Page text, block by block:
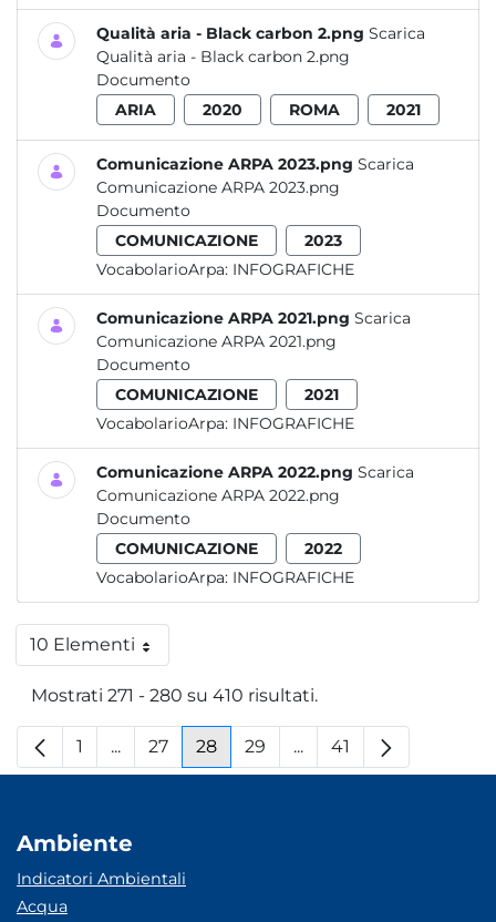
Qualità aria - Black carbon 2.png Scarica
Qualità aria - Black carbon 2.png
Documento
ARIA
2020 ROMA 2021
Comunicazione ARPA 2023.png Scarica
Comunicazione ARPA 2023.png
Documento
COMUNICAZIONE
2023
VocabolarioArpa: INFOGRAFICHE
Comunicazione ARPA 2021.png Scarica
Comunicazione ARPA 2021.png
Documento
COMUNICAZIONE
2021
VocabolarioArpa: INFOGRAFICHE
Comunicazione ARPA 2022.png Scarica
Comunicazione ARPA 2022.png
Documento
COMUNICAZIONE
2022
VocabolarioArpa: INFOGRAFICHE
10 ElementiPer pagina
Mostrati 271 - 280 su 410 risultati.
Pagina
1 ...Pagine intermedie
Pagina
27 Pagina
28 Pagina
29 ...Pagine intermedie
Pagina
41
Ambiente
Indicatori Ambientali
Acqua